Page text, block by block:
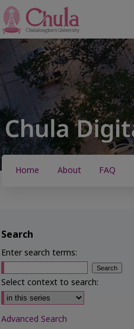
Home About FAQ
Search
Enter search terms:
Select context to search:
Advanced Search